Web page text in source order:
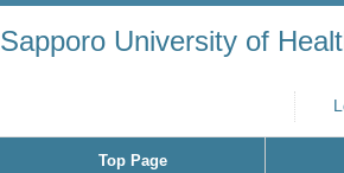
Sapporo University of
Top Page